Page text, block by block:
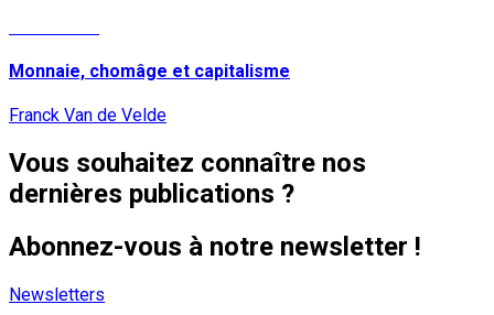
Monnaie, chomâge et capitalisme
Franck Van de Velde
Vous souhaitez connaître nos
dernières publications ?
Abonnez-vous à notre newsletter !
Newsletters